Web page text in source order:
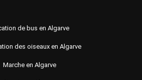
de bus en Algarve
des oiseaux en Algarve
Marche en Algarve